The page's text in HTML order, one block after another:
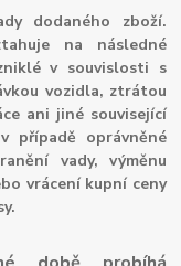
dodaného zboží.
na následné
v souvislosti s
vozidla, ztrátou
ani jiné související
případě oprávněné
vady, výměnu
vrácení kupní ceny